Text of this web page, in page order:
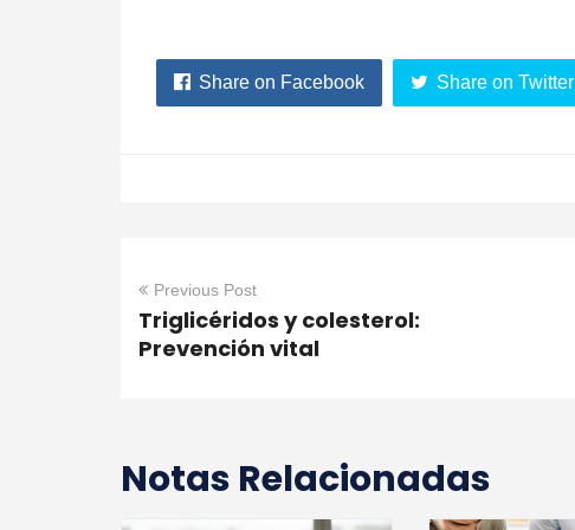
Share on Facebook Share on Twitter
Previous Post
Triglicéridos y colesterol:
Prevención vital
Notas Relacionadas